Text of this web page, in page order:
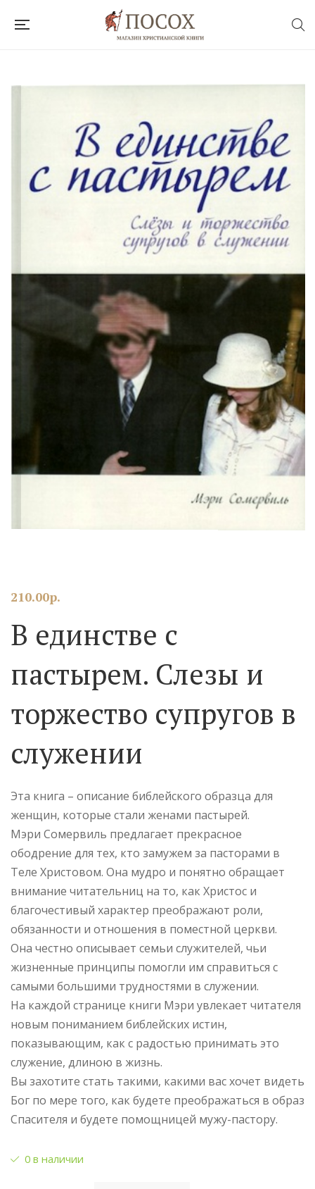
210.00р.
В единстве с
пастырем. Слезы и
торжество супругов в
служении
Эта книга – описание библейского образца для
женщин, которые стали женами пастырей.
Мэри Сомервиль предлагает прекрасное
ободрение для тех, кто замужем за пасторами в
Теле Христовом. Она мудро и понятно обращает
внимание читательниц на то, как Христос и
благочестивый характер преображают роли,
обязанности и отношения в поместной церкви.
Она честно описывает семьи служителей, чьи
жизненные принципы помогли им справиться с
самыми большими трудностями в служении.
На каждой странице книги Мэри увлекает читателя
новым пониманием библейских истин,
показывающим, как с радостью принимать это
служение, длиною в жизнь.
Вы захотите стать такими, какими вас хочет видеть
Бог по мере того, как будете преображаться в образ
Спасителя и будете помощницей мужу-пастору.
0 в наличии